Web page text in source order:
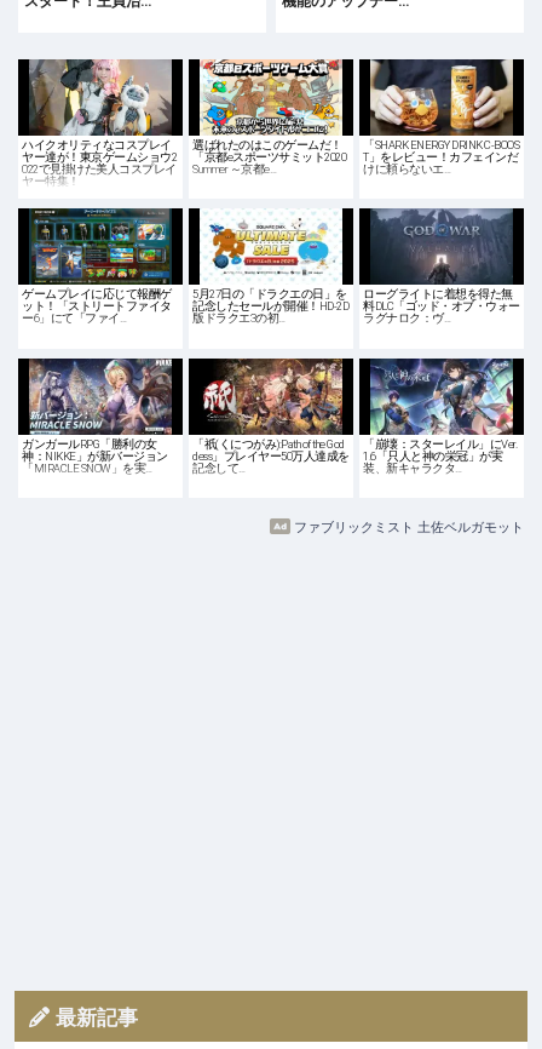
ハイクオリティなコスプレイ
ヤー達が！東京ゲームショウ2
022で見掛けた美人コスプレイ
ヤー特集！
選ばれたのはこのゲームだ！
「京都eスポーツサミット2020
Summer ～京都e…
「SHARK ENERGY DRINK C-BOOS
T」をレビュー！カフェインだ
けに頼らないエ…
ゲームプレイに応じて報酬ゲ
ット！「ストリートファイタ
ー6」にて「ファイ…
5月27日の「ドラクエの日」を
記念したセールが開催！HD-2D
版ドラクエ3の初…
ローグライトに着想を得た無
料DLC「ゴッド・オブ・ウォー
ラグナロク：ヴ…
ガンガールRPG「勝利の女
神：NIKKE」が新バージョン
「MIRACLE SNOW」を実…
「祇(くにつがみ):Path of the God
dess」プレイヤー50万人達成を
記念して…
「崩壊：スターレイル」にVer.
1.6「只人と神の栄冠」が実
装、新キャラクタ…
ファブリックミスト 土佐ベルガモット
最新記事